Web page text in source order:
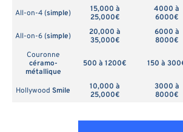
All-on-4 (simple)
15,000 à
25,000€
4000 à
6000€
All-on-6 (simple)
20,000 à
35,000€
6000 à
8000€
Couronne
céramo-
métallique
500 à 1200€ 150 à
Hollywood Smile
10,000 à
25,000€
3000 à
8000€